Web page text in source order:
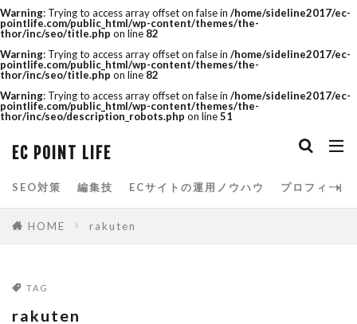
Warning: Trying to access array offset on false in /home/sideline2017/ec-
pointlife.com/public_html/wp-content/themes/the-
thor/inc/seo/title.php on line 82
Warning: Trying to access array offset on false in /home/sideline2017/ec-
pointlife.com/public_html/wp-content/themes/the-
thor/inc/seo/title.php on line 82
Warning: Trying to access array offset on false in /home/sideline2017/ec-
pointlife.com/public_html/wp-content/themes/the-
thor/inc/seo/description_robots.php on line51
EC POINT LIFE
SEO対策 編集技 ECサイトの運用ノウハウ プロフィール
HOME rakuten
TAG
rakuten
Minifier paypay祭り PRオプション
QUERY関数 R-Karte RaCoupon
rakuten rakuten 検索
seo キーワード SEO チェック
Yahoo!ストアクリエイターpro
お買い物マラソン